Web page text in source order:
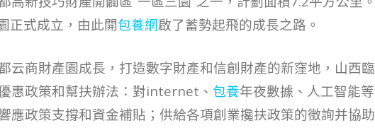
正式成立，由此開包養網啟了蓄勢起飛的成長之路。
云商財產園成長，打造數字財產和信創財產的新窪地，山西臨
惠政策和幫扶辦法：對internet、 包養年夜數據、人工智能等
應政策支撐和資金補貼；供給各項創業攙扶政策的徵詢并協助